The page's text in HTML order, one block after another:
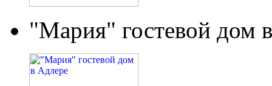
"Мария" гостевой дом